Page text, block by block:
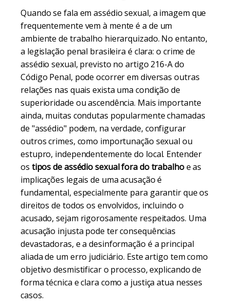
Quando se fala em assédio sexual, a imagem que
frequentemente vem à mente é a de um
ambiente de trabalho hierarquizado. No entanto,
a legislação penal brasileira é clara: o crime de
assédio sexual, previsto no artigo 216-A do
Código Penal, pode ocorrer em diversas outras
relações nas quais exista uma condição de
superioridade ou ascendência. Mais importante
ainda, muitas condutas popularmente chamadas
de "assédio" podem, na verdade, configurar
outros crimes, como importunação sexual ou
estupro, independentemente do local. Entender
os tipos de assédio sexual fora do trabalhoe as
implicações legais de uma acusação é
fundamental, especialmente para garantir que os
direitos de todos os envolvidos, incluindo o
acusado, sejam rigorosamente respeitados. Uma
acusação injusta pode ter consequências
devastadoras, e a desinformação é a principal
aliada de um erro judiciário. Este artigo tem como
objetivo desmistificar o processo, explicando de
forma técnica e clara como a justiça atua nesses
casos.